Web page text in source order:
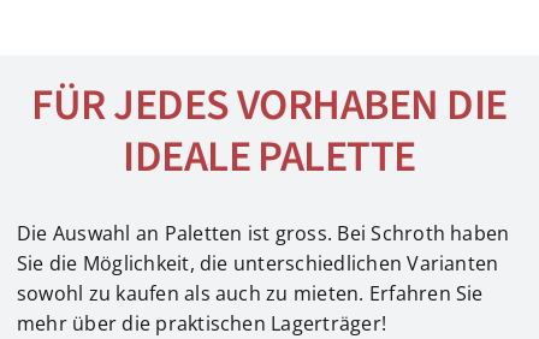
FÜR JEDES VORHABEN DIE
IDEALE PALETTE
Die Auswahl an Paletten ist gross. Bei Schroth haben
Sie die Möglichkeit, die unterschiedlichen Varianten
sowohl zu kaufen als auch zu mieten. Erfahren Sie
mehr über die praktischen Lagerträger!